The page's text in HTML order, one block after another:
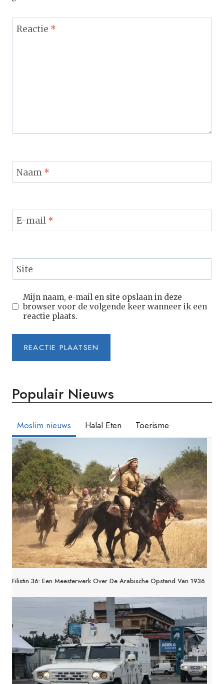
Reactie *
Naam *
E-mail *
Site
Mijn naam, e-mail en site opslaan in deze
browser voor de volgende keer wanneer ik een
reactie plaats.
Populair Nieuws
Moslim nieuws Halal Eten Toerisme
Filistin 36: Een Meesterwerk Over De Arabische Opstand Van 1936